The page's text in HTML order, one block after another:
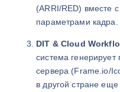
(ARRI/RED) вместе
параметрами кадра.
DIT & Cloud
система
сервера (Frame.io/
в другой стране